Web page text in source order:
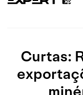
Curtas: